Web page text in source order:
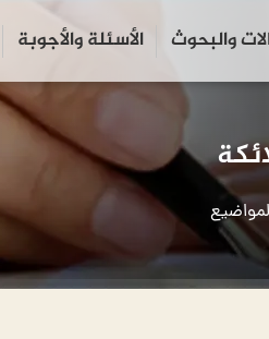
والبحوث الأسئلة والأجوبة search
close